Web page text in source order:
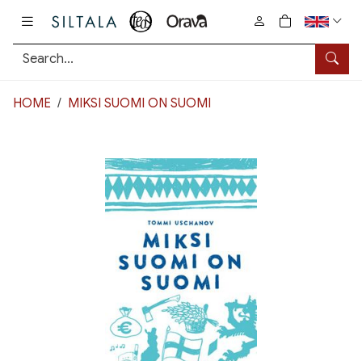
0
tuotetta
HOME MIKSI SUOMI ON SUOMI